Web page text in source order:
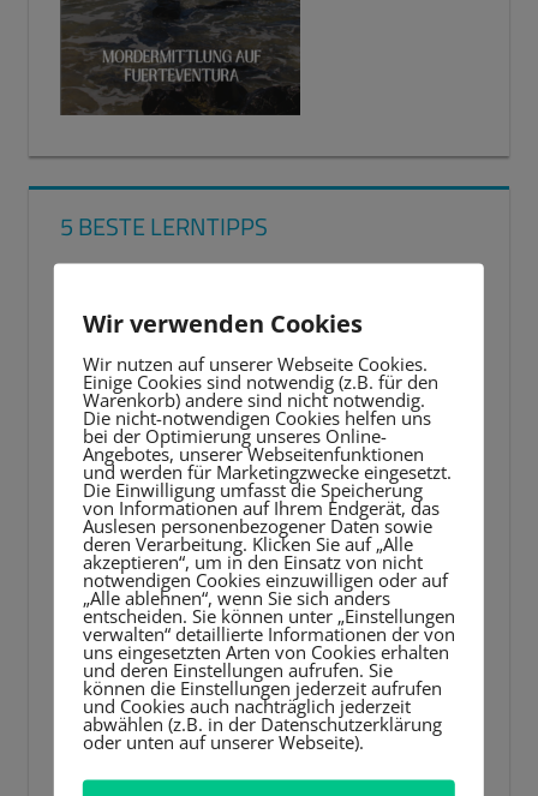
5 BESTE LERNTIPPS
Player
Wir verwenden Cookies
Wir nutzen auf unserer Webseite Cookies.
Einige Cookies sind notwendig (z.B. für den
Warenkorb) andere sind nicht notwendig.
Die nicht-notwendigen Cookies helfen uns
bei der Optimierung unseres Online-
Angebotes, unserer Webseitenfunktionen
und werden für Marketingzwecke eingesetzt.
Die Einwilligung umfasst die Speicherung
von Informationen auf Ihrem Endgerät, das
Auslesen personenbezogener Daten sowie
deren Verarbeitung. Klicken Sie auf „Alle
akzeptieren“, um in den Einsatz von nicht
notwendigen Cookies einzuwilligen oder auf
„Alle ablehnen“, wenn Sie sich anders
entscheiden. Sie können unter „Einstellungen
verwalten“ detaillierte Informationen der von
uns eingesetzten Arten von Cookies erhalten
und deren Einstellungen aufrufen. Sie
können die Einstellungen jederzeit aufrufen
und Cookies auch nachträglich jederzeit
abwählen (z.B. in der Datenschutzerklärung
oder unten auf unserer Webseite).